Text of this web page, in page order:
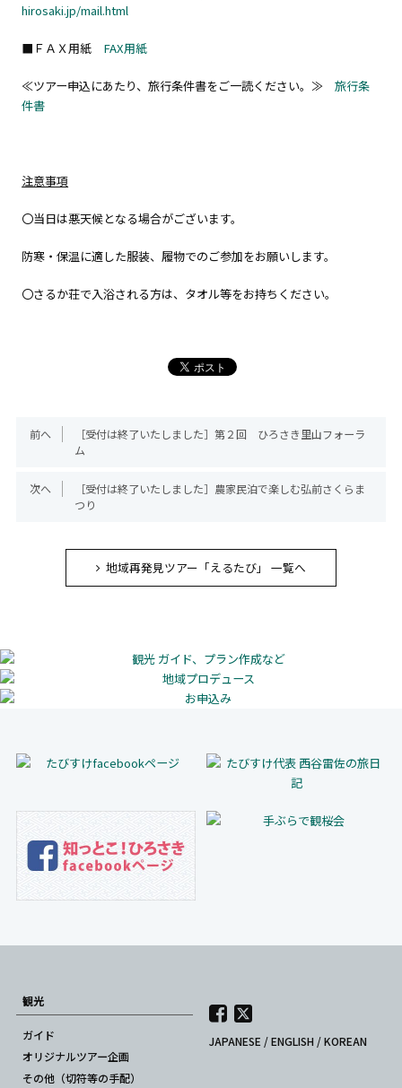
hirosaki.jp/mail.html
■ＦＡＸ用紙 FAX用紙
≪ツアー申込にあたり、旅行条件書をご一読ください。≫旅行条
件書
注意事項
〇当日は悪天候となる場合がございます。
防寒・保温に適した服装、履物でのご参加をお願いします。
〇さるか荘で入浴される方は、タオル等をお持ちください。
前へ
［受付は終了いたしました］第２回 ひろさき里山フォーラ
ム
次へ
［受付は終了いたしました］農家民泊で楽しむ弘前さくらま
つり
地域再発見ツアー「えるたび」 一覧へ
観光
ガイド
オリジナルツアー企画
その他（切符等の手配）
JAPANESE /ENGLISH /KOREAN